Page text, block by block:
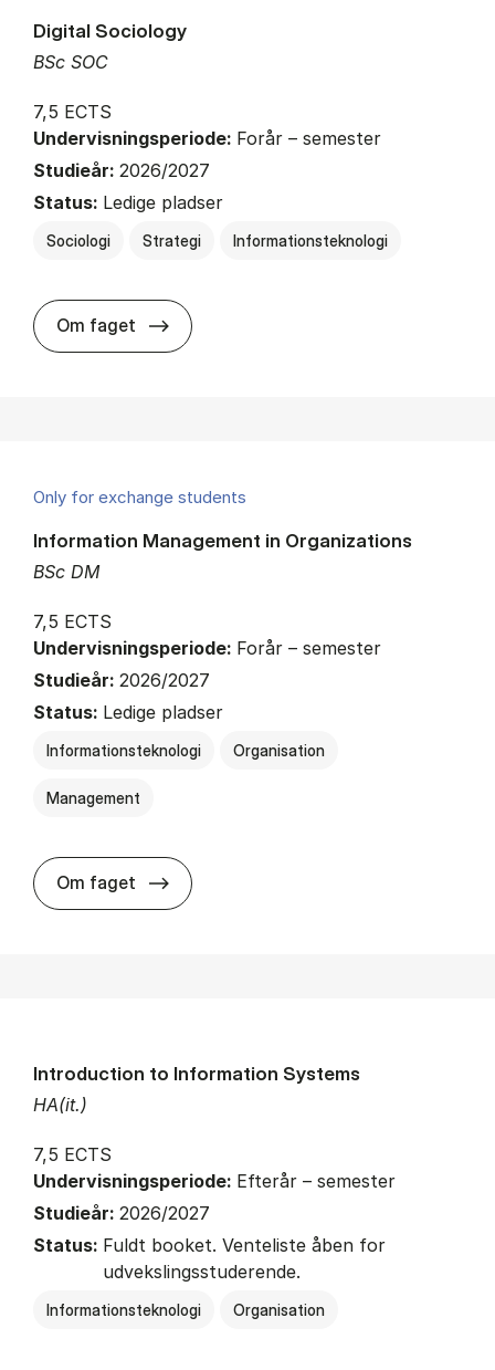
BSc SOC
Digital Sociology
7,5 ECTS
Undervisningsperiode: Forår – semester
Studieår: 2026/2027
Status: Ledige pladser
Sociologi Strategi Informationsteknologi
Om faget about
Only for exchange students
BSc DM
Information Management in Organizations
7,5 ECTS
Undervisningsperiode: Forår – semester
Studieår: 2026/2027
Status: Ledige pladser
Informationsteknologi Organisation
Management
Om faget about
HA(it.)
Introduction to Information Systems
7,5 ECTS
Undervisningsperiode: Efterår – semester
Studieår: 2026/2027
Status: Fuldt booket. Venteliste åben for
udvekslingsstuderende.
Informationsteknologi Organisation